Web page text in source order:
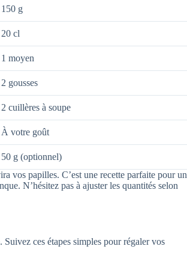
150 g
20 cl
1 moyen
2 gousses
2 cuillères à soupe
À votre goût
50 g (optionnel)
vos papilles. C’est une recette parfaite pour un
N’hésitez pas à ajuster les quantités selon
. Suivez ces étapes simples pour régaler vos